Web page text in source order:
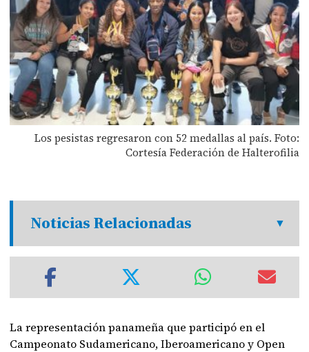
Los pesistas regresaron con 52 medallas al país. Foto:
Cortesía Federación de Halterofilia
Noticias Relacionadas
La representación panameña que participó en el
Campeonato Sudamericano, Iberoamericano y Open